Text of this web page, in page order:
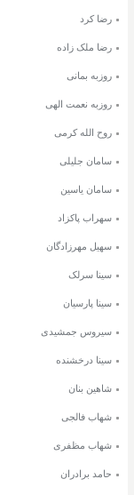
رضا کرد
رضا ملک زاده
روزبه بمانی
روزبه نعمت الهی
روح الله کرمی
سامان جلیلی
سامان یاسین
سهراب پاکزاد
سهیل مهرزادگان
سینا سرلک
سینا پارسیان
سیروس جمشیدی
سینا درخشنده
شاهین بنان
شهاب فالجی
شهاب مظفری
حامد برادران